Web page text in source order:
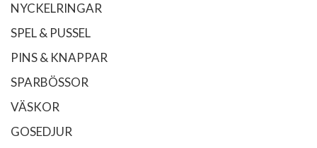
NYCKELRINGAR
SPEL & PUSSEL
PINS & KNAPPAR
SPARBÖSSOR
VÄSKOR
GOSEDJUR